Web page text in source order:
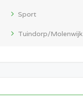
Sport
Tuindorp/Molenwijk